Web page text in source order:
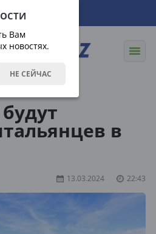
Вам
новостях.
НЕ СЕЙЧАС
в
13.03.2024 22:43